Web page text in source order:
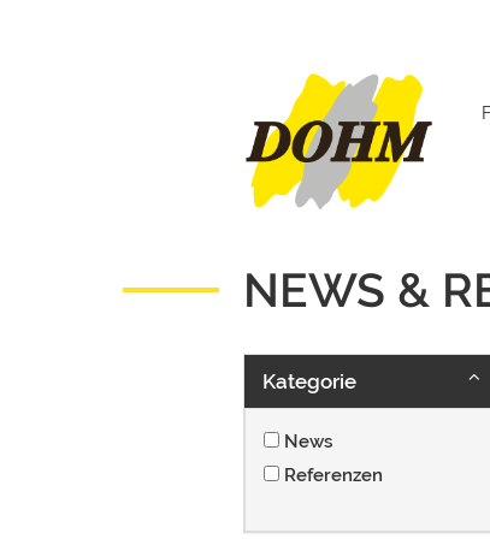
NEWS &
Kategorie
News
Referenzen